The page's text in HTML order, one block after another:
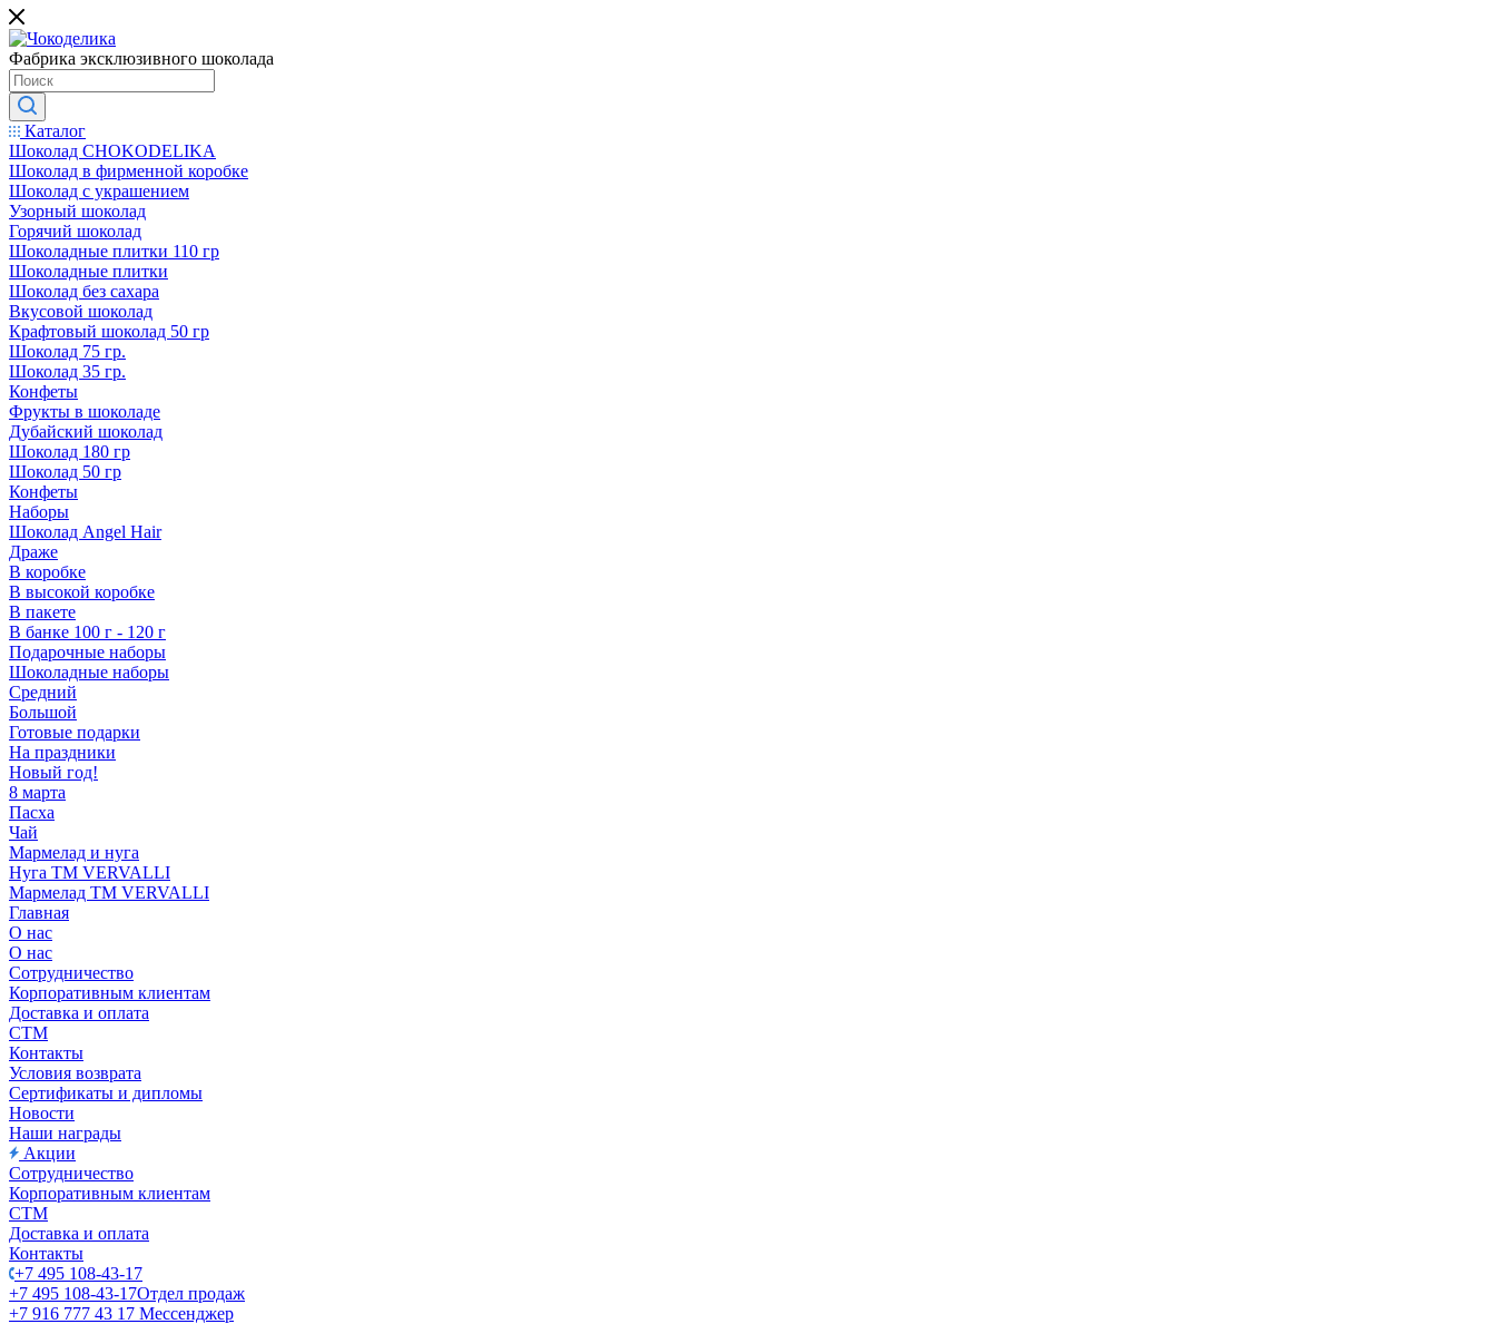
Фабрика эксклюзивного шоколада
Каталог
Шоколад CHOKODELIKA
Шоколад в фирменной коробке
Шоколад с украшением
Узорный шоколад
Горячий шоколад
Шоколадные плитки 110 гр
Шоколадные плитки
Шоколад без сахара
Вкусовой шоколад
Крафтовый шоколад 50 гр
Шоколад 75 гр.
Шоколад 35 гр.
Конфеты
Фрукты в шоколаде
Дубайский шоколад
Шоколад 180 гр
Шоколад 50 гр
Конфеты
Наборы
Шоколад Angel Hair
Драже
В коробке
В высокой коробке
В пакете
В банке 100 г - 120 г
Подарочные наборы
Шоколадные наборы
Средний
Большой
Готовые подарки
На праздники
Новый год!
8 марта
Пасха
Чай
Мармелад и нуга
Нуга ТМ VERVALLI
Мармелад ТМ VERVALLI
Главная
О нас
О нас
Сотрудничество
Корпоративным клиентам
Доставка и оплата
СТМ
Контакты
Условия возврата
Сертификаты и дипломы
Новости
Наши награды
Акции
Сотрудничество
Корпоративным клиентам
СТМ
Доставка и оплата
Контакты
+7 495 108-43-17
+7 495 108-43-17Отдел продаж
+7 916 777 43 17 Мессенджер